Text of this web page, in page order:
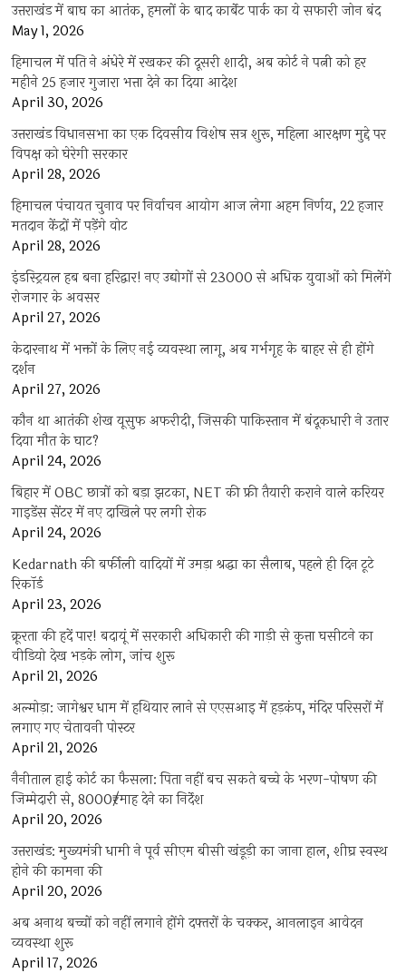
उत्तराखंड में बाघ का आतंक, हमलों के बाद कार्बेट पार्क का ये सफारी जोन बंद
May 1, 2026
हिमाचल में पति ने अंधेरे में रखकर की दूसरी शादी, अब कोर्ट ने पत्नी को हर
महीने 25 हजार गुजारा भत्ता देने का दिया आदेश
April 30, 2026
उत्तराखंड विधानसभा का एक दिवसीय विशेष सत्र शुरू, महिला आरक्षण मुद्दे पर
विपक्ष को घेरेगी सरकार
April 28, 2026
हिमाचल पंचायत चुनाव पर निर्वाचन आयोग आज लेगा अहम निर्णय, 22 हजार
मतदान केंद्रों में पड़ेंगे वोट
April 28, 2026
इंडस्ट्रियल हब बना हरिद्वार! नए उद्योगों से 23000 से अधिक युवाओं को मिलेंगे
रोजगार के अवसर
April 27, 2026
केदारनाथ में भक्तों के लिए नई व्यवस्था लागू, अब गर्भगृह के बाहर से ही होंगे
दर्शन
April 27, 2026
कौन था आतंकी शेख यूसुफ अफरीदी, जिसकी पाकिस्तान में बंदूकधारी ने उतार
दिया मौत के घाट?
April 24, 2026
बिहार में OBC छात्रों को बड़ा झटका, NET की फ्री तैयारी कराने वाले करियर
गाइडेंस सेंटर में नए दाखिले पर लगी रोक
April 24, 2026
Kedarnath की बर्फीली वादियों में उमड़ा श्रद्धा का सैलाब, पहले ही दिन टूटे
रिकॉर्ड
April 23, 2026
क्रूरता की हदें पार! बदायूं में सरकारी अधिकारी की गाड़ी से कुत्ता घसीटने का
वीडियो देख भड़के लोग, जांच शुरू
April 21, 2026
अल्मोड़ा: जागेश्वर धाम में हथियार लाने से एएसआइ में हड़कंप, मंदिर परिसरों में
लगाए गए चेतावनी पोस्टर
April 21, 2026
नैनीताल हाई कोर्ट का फैसला: पिता नहीं बच सकते बच्चे के भरण-पोषण की
जिम्मेदारी से, 8000₹/माह देने का निर्देश
April 20, 2026
उत्तराखंड: मुख्यमंत्री धामी ने पूर्व सीएम बीसी खंडूड़ी का जाना हाल, शीघ्र स्वस्थ
होने की कामना की
April 20, 2026
अब अनाथ बच्चों को नहीं लगाने होंगे दफ्तरों के चक्कर, आनलाइन आवेदन
व्यवस्था शुरू
April 17, 2026